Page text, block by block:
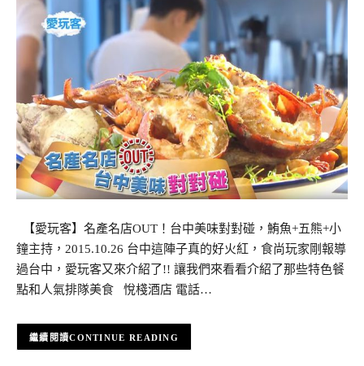
【愛玩客】名產名店OUT！台中美味對對碰，鮪魚+五熊+小
鐘主持，2015.10.26 台中這陣子真的好火紅，食尚玩家剛報導
過台中，愛玩客又來介紹了!! 讓我們來看看介紹了那些特色餐
點和人氣排隊美食 悅棧酒店 電話…
CONTINUE READING